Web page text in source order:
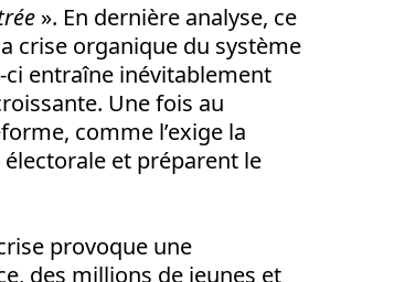
». En dernière analyse, ce
crise organique du système
ci entraîne inévitablement
Une fois au
comme l’exige la
et préparent le
provoque une
des millions de jeunes et